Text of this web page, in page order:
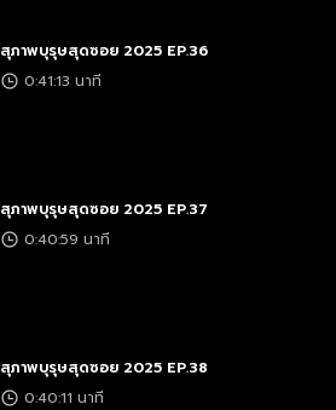
สุภาพบุรุษสุดซอย 2025 EP.36
0:41:13 นาที
สุภาพบุรุษสุดซอย 2025 EP.37
0:40:59 นาที
สุภาพบุรุษสุดซอย 2025 EP.38
0:40:11 นาที